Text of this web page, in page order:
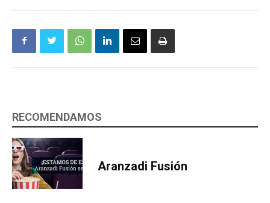
RECOMENDAMOS
Aranzadi Fusión